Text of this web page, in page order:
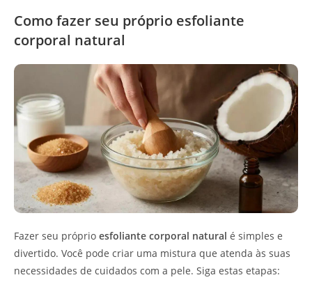
Como fazer seu próprio esfoliante
corporal natural
Fazer seu próprio esfoliante corporal natural é simples e
divertido. Você pode criar uma mistura que atenda às suas
necessidades de cuidados com a pele. Siga estas etapas: